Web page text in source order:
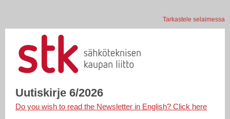
Tarkastele selaimessa
Uutiskirje 6/2026
Do you wish to read the Newsletter in English? Click here